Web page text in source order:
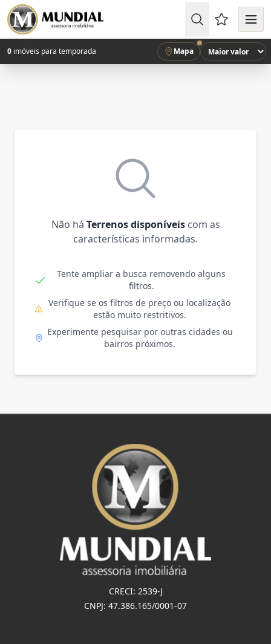
Favoritos
0 imóveis para temporada Mapa
Não há Terrenos disponíveiscom as
características informadas.
Tente ampliar a busca removendo alguns
filtros.
Verifique se os filtros de preço ou localização
estão muito restritivos.
Experimente pesquisar por outras cidades ou
bairros próximos.
CRECI: 2539-J
CNPJ: 47.386.165/0001-07